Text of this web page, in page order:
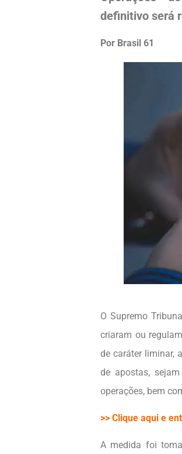
definitivo será
Por Brasil 61
O Supremo
criaram ou
de caráter liminar,
de apostas,
operações, bem
>> Clique aqui e
A medida foi